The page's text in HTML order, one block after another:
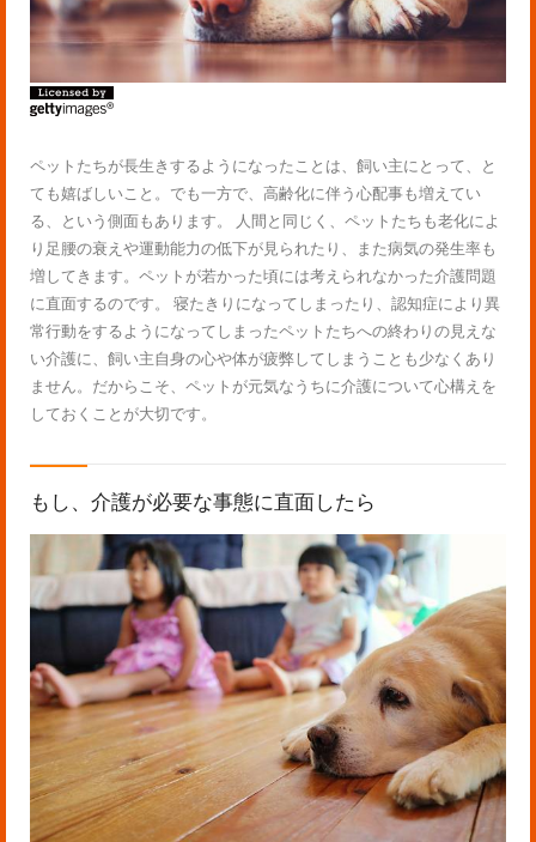
ペットたちが長生きするようになったことは、飼い主にとって、と
ても嬉ばしいこと。でも一方で、高齢化に伴う心配事も増えてい
る、という側面もあります。 人間と同じく、ペットたちも老化によ
り足腰の衰えや運動能力の低下が見られたり、また病気の発生率も
増してきます。ペットが若かった頃には考えられなかった介護問題
に直面するのです。 寝たきりになってしまったり、認知症により異
常行動をするようになってしまったペットたちへの終わりの見えな
い介護に、飼い主自身の心や体が疲弊してしまうことも少なくあり
ません。だからこそ、ペットが元気なうちに介護について心構えを
しておくことが大切です。
もし、介護が必要な事態に直面したら